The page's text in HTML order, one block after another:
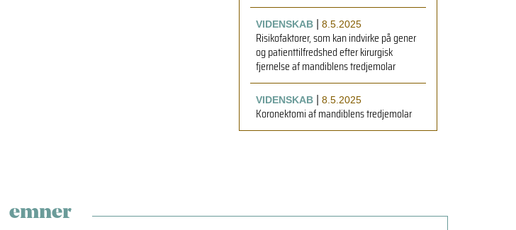
VIDENSKAB| 8.5.2025
Risikofaktorer, som kan indvirke på gener
og patienttilfredshed efter kirurgisk
fjernelse af mandiblens tredjemolar
VIDENSKAB| 8.5.2025
Koronektomi af mandiblens tredjemolar
emner